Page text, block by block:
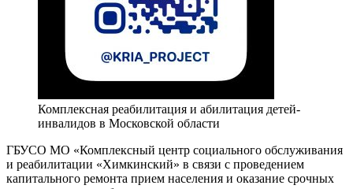
Комплексная реабилитация и абилитация детей-
инвалидов в Московской области
ГБУСО МО «Комплексный центр социального обслуживания
и реабилитации «Химкинский» в связи с проведением
капитального ремонта прием населения и оказание срочных